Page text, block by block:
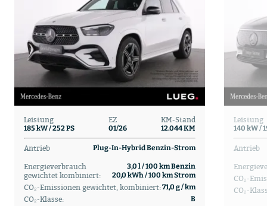
Leistung
185 kW / 252 PS
EZ
01/26
KM-Stand
12.044 KM
Antrieb Plug-In-Hybrid Benzin-Strom
Energieverbrauch
gewichtet kombiniert:
3,0 l / 100 km Benzin
20,0 kWh / 100 km Strom
CO₂-Emissionen gewichtet, kombiniert:71,0 g / km
CO₂-Klasse:
B
Leistung
140 kW /
Antrieb
CO₂-
CO₂-